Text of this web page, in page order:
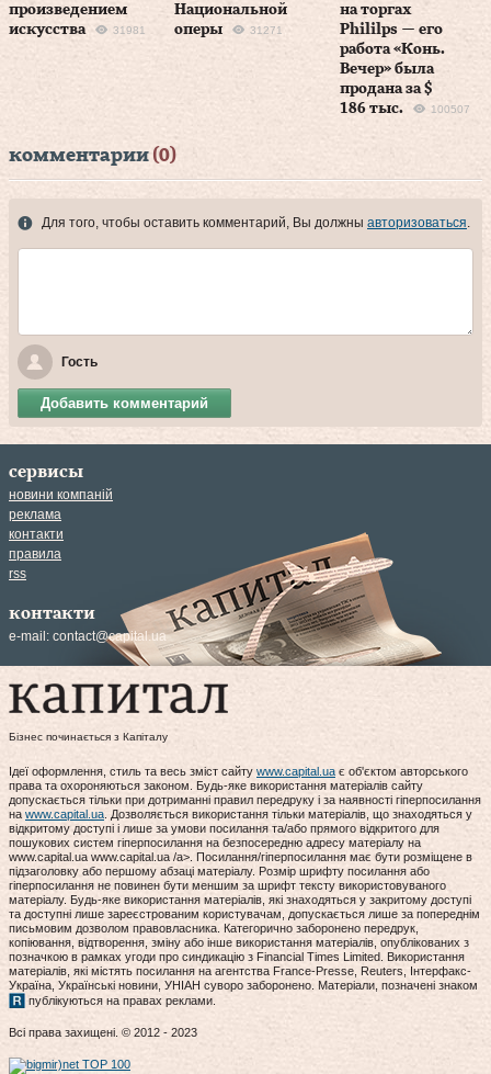
произведением
искусства
31981
Национальной
оперы
31271
на торгах
Phililps — его
работа «Конь.
Вечер» была
продана за $
186 тыс.
100507
комментарии (0)
Для того, чтобы оставить комментарий, Вы должны авторизоваться.
Гость
Добавить комментарий
сервисы
новини компаній
реклама
контакти
правила
rss
контакти
e-mail: contact@capital.ua
Бізнес починається з Капіталу
Ідеї оформлення, стиль та весь зміст сайту www.capital.ua є об'єктом авторського
права та охороняються законом. Будь-яке використання матеріалів сайту
допускається тільки при дотриманні правил передруку і за наявності гіперпосилання
на www.capital.ua. Дозволяється використання тільки матеріалів, що знаходяться у
відкритому доступі і лише за умови посилання та/або прямого відкритого для
пошукових систем гіперпосилання на безпосередню адресу матеріалу на
www.capital.ua www.capital.ua /a>. Посилання/гіперпосилання має бути розміщене в
підзаголовку або першому абзаці матеріалу. Розмір шрифту посилання або
гіперпосилання не повинен бути меншим за шрифт тексту використовуваного
матеріалу. Будь-яке використання матеріалів, які знаходяться у закритому доступі
та доступні лише зареєстрованим користувачам, допускається лише за попереднім
письмовим дозволом правовласника. Категорично заборонено передрук,
копіювання, відтворення, зміну або інше використання матеріалів, опублікованих з
позначкою в рамках угоди про синдикацію з Financial Times Limited. Використання
матеріалів, які містять посилання на агентства France-Presse, Reuters, Інтерфакс-
Україна, Українські новини, УНІАН суворо заборонено. Матеріали, позначені знаком
публікуються на правах реклами.
Всі права захищені. © 2012 - 2023